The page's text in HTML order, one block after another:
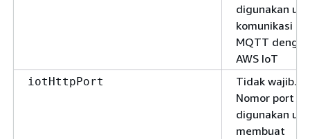
digunakan
komunikasi
MQTT
AWS IoT
iotHttpPort
Tidak wajib.
Nomor port
digunakan
membuat